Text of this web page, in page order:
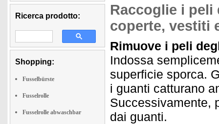
Ricerca prodotto:
Shopping:
Fusselbürste
Fusselrolle
Fusselrolle abwaschbar
Raccoglie i peli
coperte, vestiti
Rimuove i peli
Indossa
superficie sporca.
i guanti catturano
Successivamente,
dai guanti.